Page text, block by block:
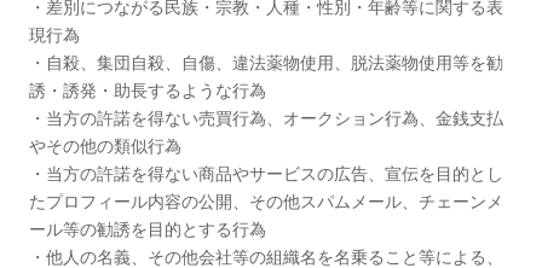
・差別につながる民族・宗教・人種・性別・年齢等に関する表
現行為
・自殺、集団自殺、自傷、違法薬物使用、脱法薬物使用等を勧
誘・誘発・助長するような行為
・当方の許諾を得ない売買行為、オークション行為、金銭支払
やその他の類似行為
・当方の許諾を得ない商品やサービスの広告、宣伝を目的とし
たプロフィール内容の公開、その他スパムメール、チェーンメ
ール等の勧誘を目的とする行為
・他人の名義、その他会社等の組織名を名乗ること等による、